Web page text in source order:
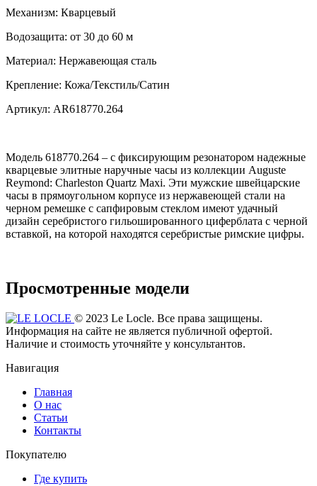
Механизм: Кварцевый
Водозащита: от 30 до 60 м
Материал: Нержавеющая сталь
Крепление: Кожа/Текстиль/Сатин
Артикул: AR618770.264
Модель 618770.264 – с фиксирующим резонатором надежные
кварцевые элитные наручные часы из коллекции Auguste
Reymond: Charleston Quartz Maxi. Эти мужские швейцарские
часы в прямоугольном корпусе из нержавеющей стали на
черном ремешке с сапфировым стеклом имеют удачный
дизайн серебристого гильошированного циферблата с черной
вставкой, на которой находятся серебристые римские цифры.
Просмотренные модели
© 2023 Le Locle. Все права защищены.
Информация на сайте не является публичной офертой.
Наличие и стоимость уточняйте у консультантов.
Навигация
Главная
О нас
Статьи
Контакты
Покупателю
Где купить